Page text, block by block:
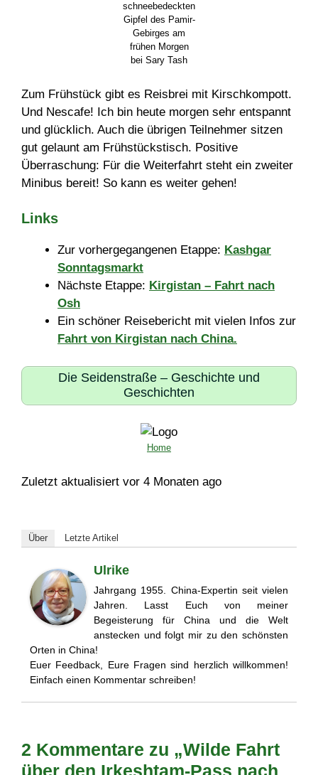
schneebedeckten
Gipfel des Pamir-
Gebirges am
frühen Morgen
bei Sary Tash
Zum Frühstück gibt es Reisbrei mit Kirschkompott.
Und Nescafe! Ich bin heute morgen sehr entspannt
und glücklich. Auch die übrigen Teilnehmer sitzen
gut gelaunt am Frühstückstisch. Positive
Überraschung: Für die Weiterfahrt steht ein zweiter
Minibus bereit! So kann es weiter gehen!
Links
Zur vorhergegangenen Etappe: Kashgar
Sonntagsmarkt
Nächste Etappe: Kirgistan – Fahrt nach
Osh
Ein schöner Reisebericht mit vielen Infos zur
Fahrt von Kirgistan nach China.
Die Seidenstraße – Geschichte und
Geschichten
Home
Zuletzt aktualisiert vor 4 Monaten ago
Über Letzte Artikel
Ulrike
Jahrgang 1955. China-Expertin seit vielen
Jahren. Lasst Euch von meiner
Begeisterung für China und die Welt
anstecken und folgt mir zu den schönsten
Orten in China!
Euer Feedback, Eure Fragen sind herzlich willkommen!
Einfach einen Kommentar schreiben!
2 Kommentare zu „Wilde Fahrt
über den Irkeshtam-Pass nach